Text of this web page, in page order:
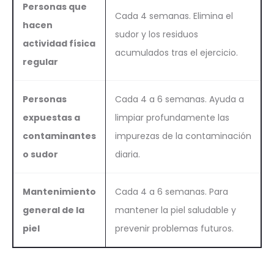
Personas que
hacen
actividad física
regular
Cada 4 semanas. Elimina el
sudor y los residuos
acumulados tras el ejercicio.
Personas
expuestas a
contaminantes
o sudor
Cada 4 a 6 semanas. Ayuda a
limpiar profundamente las
impurezas de la contaminación
diaria.
Mantenimiento
general de la
piel
Cada 4 a 6 semanas. Para
mantener la piel saludable y
prevenir problemas futuros.